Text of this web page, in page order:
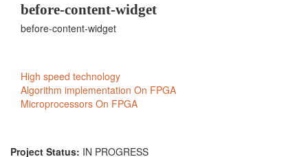
before-content-widget
before-content-widget
Project Status: IN PROGRESS